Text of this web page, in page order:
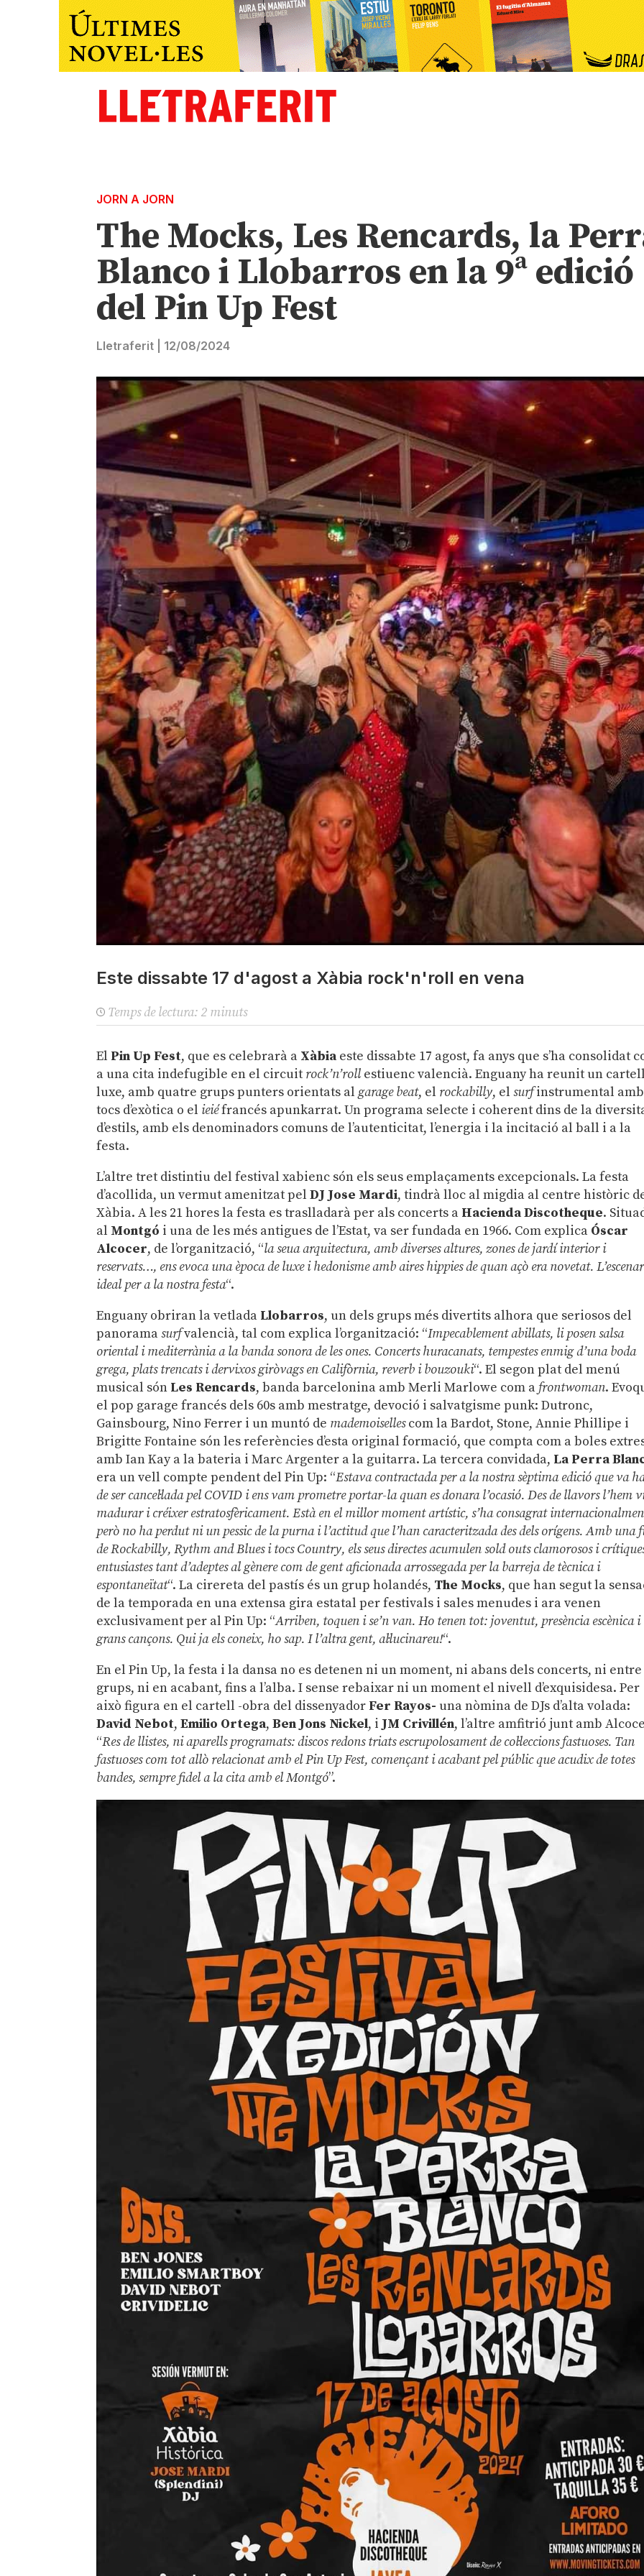
JORN A JORN
The Mocks, Les Rencards, la
Blanco i Llobarros en la 9ª edició
del Pin Up Fest
Lletraferit 12/08/2024
Este dissabte 17 d'agost a Xàbia rock'n'roll en vena
Temps de lectura: 2 minuts
El Pin Up Fest, que es celebrarà a Xàbia este dissabte 17 agost, fa anys que s’ha consolidat
a una cita indefugible en el circuit rock’n’roll estiuenc valencià. Enguany ha reunit un
luxe, amb quatre grups punters orientats algarage beat, el rockabilly, elsurfinstrumental amb
tocs d’exòtica o el ieiéfrancés apunkarrat. Un programa selecte i coherent dins de la
d’estils, amb els denominadors comuns de l’autenticitat, l’energia i la incitació al ball i a la
festa.
L’altre tret distintiu del festival xabienc són els seus emplaçaments excepcionals. La festa
d’acollida, un vermut amenitzat pelDJ Jose Mardi, tindrà lloc al migdia al centre històric
Xàbia. A les 21 hores la festa es traslladarà per als concerts a Hacienda Discotheque.
al Montgó i una de les més antigues de l’Estat, va ser fundada en 1966. Com explica Óscar
Alcocer, de l’organització, “la seua arquitectura, amb diverses altures, zones de jardí interior i
reservats…, ens evoca una època de luxe i hedonisme amb aires hippies de quan açò era novetat.
ideal per a la nostra festa“.
Enguany obriran la vetlada Llobarros, un dels grups més divertits alhora que seriosos del
panoramasurfvalencià, tal com explica l’organització: “Impecablement abillats, li posen salsa
oriental i mediterrània a la banda sonora de les ones. Concerts huracanats, tempestes enmig d’una boda
grega, plats trencats i dervixos giròvags en Califòrnia, reverb i bouzouki“. El segon plat del menú
musical són Les Rencards, banda barcelonina amb Merli Marlowe com a frontwoman.
el pop garage francés dels 60s amb mestratge, devoció i salvatgisme punk: Dutronc,
Gainsbourg, Nino Ferrer i un muntó de mademoisellescom la Bardot, Stone, Annie Phillipe i
Brigitte Fontaine són les referències d’esta original formació, que compta com a boles
amb Ian Kay a la bateria i Marc Argenter a la guitarra. La tercera convidada, La Perra
era un vell compte pendent del Pin Up: “Estava contractada per a la nostra sèptima edició que va
de ser cancel·lada pel COVID i ens vam prometre portar-la quan es donara l’ocasió. Des de llavors l’hem
madurar i créixer estratosfèricament. Està en el millor moment artístic, s’ha consagrat
però no ha perdut ni un pessic de la purna i l’actitud que l’han caracteritzada des dels orígens. Amb una
de Rockabilly, Rythm and Blues i tocs Country, els seus directes acumulen sold outs clamorosos i
entusiastes tant d’adeptes al gènere com de gent aficionada arrossegada per la barreja de tècnica i
espontaneïtat“. La cirereta del pastís és un grup holandés, The Mocks, que han segut la
de la temporada en una extensa gira estatal per festivals i sales menudes i ara venen
exclusivament per al Pin Up: “Arriben, toquen i se’n van. Ho tenen tot: joventut, presència escènica i
grans cançons. Qui ja els coneix, ho sap. I l’altra gent, al·lucinareu!“.
En el Pin Up, la festa i la dansa no es detenen ni un moment, ni abans dels concerts, ni entre
grups, ni en acabant, fins a l’alba. I sense rebaixar ni un moment el nivell d’exquisidesa. Per
això figura en el cartell -obra del dissenyador Fer Rayos- una nòmina de DJs d’alta volada:
David Nebot,Emilio Ortega,Ben Jons Nickel, i JM Crivillén, l’altre amfitrió junt amb
“Res de llistes, ni aparells programats: discos redons triats escrupolosament de col·leccions fastuoses. Tan
fastuoses com tot allò relacionat amb el Pin Up Fest, començant i acabant pel públic que acudix de totes
bandes, sempre fidel a la cita amb el Montgó”.